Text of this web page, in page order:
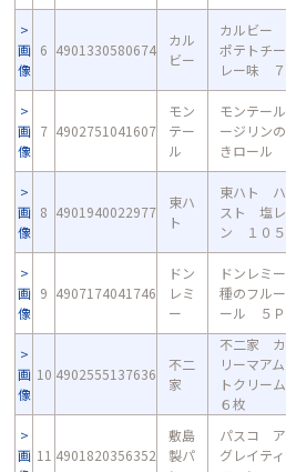
画
像
6 4901330580674
カル
ビー
カルビー
ポテトチ
レー味 ７
画
像
7 4902751041607
モン
テー
ル
モンテー
ージリン
きロール
画
像
8 4901940022977
東ハ
ト
東ハト ハ
スト 塩
ン １０５
画
像
9 4907174041746
ドン
レミ
ー
ドンレミ
種のフル
ール ５Ｐ
画
像
10 4902555137636
不二
家
不二家 カ
リーマア
トクリー
６枚
画 11 4901820356352
敷島
製パ
パスコ ア
グレイテ